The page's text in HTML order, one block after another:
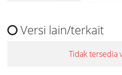
Versi lain/terkait
Tidak tersedia